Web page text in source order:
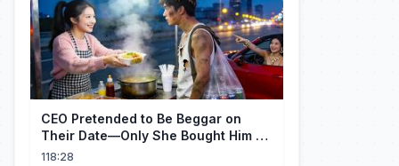
CEO Pretended to Be Beggar on
Their Date—Only She Bought Him a
Meal, and He Fell in Love!
118:28